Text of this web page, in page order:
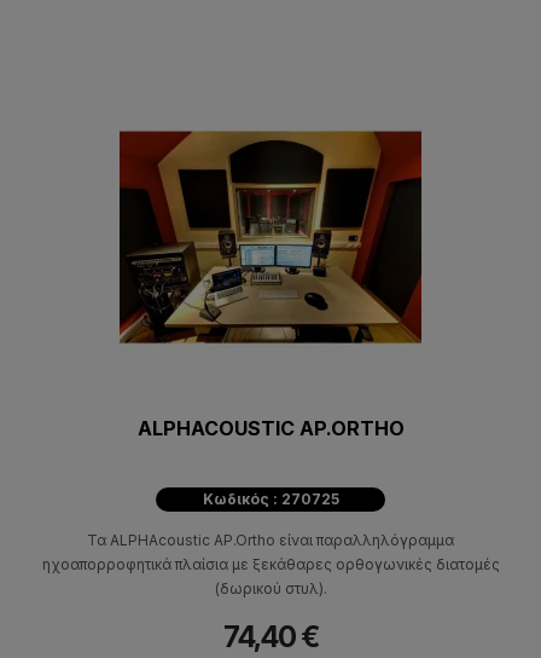
ALPHACOUSTIC AP.ORTHO
Κωδικός : 270725
Τα ALPHAcoustic AP.Ortho είναι παραλληλόγραμμα
ηχοαπορροφητικά πλαίσια με ξεκάθαρες ορθογωνικές διατομές
(δωρικού στυλ).
74,40 €